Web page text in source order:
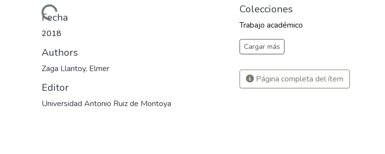
Cargando...
Fecha
2018
Authors
Zaga Llantoy, Elmer
Editor
Universidad Antonio Ruiz de Montoya
Colecciones
Trabajo académico
Cargar más
Página completa del ítem